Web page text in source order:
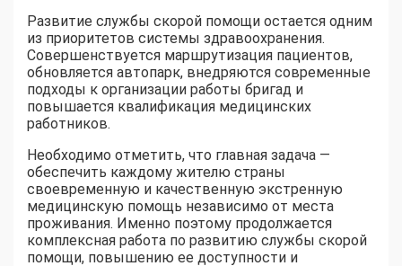
Развитие службы скорой помощи остается одним
из приоритетов системы здравоохранения.
Совершенствуется маршрутизация пациентов,
обновляется автопарк, внедряются современные
подходы к организации работы бригад и
повышается квалификация медицинских
работников.
Необходимо отметить, что главная задача —
обеспечить каждому жителю страны
своевременную и качественную экстренную
медицинскую помощь независимо от места
проживания. Именно поэтому продолжается
комплексная работа по развитию службы скорой
помощи, повышению ее доступности и